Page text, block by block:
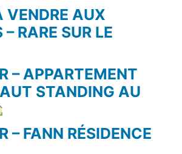
VENDRE AUX
RARE SUR LE
– APPARTEMENT
STANDING AU
– FANN RÉSIDENCE